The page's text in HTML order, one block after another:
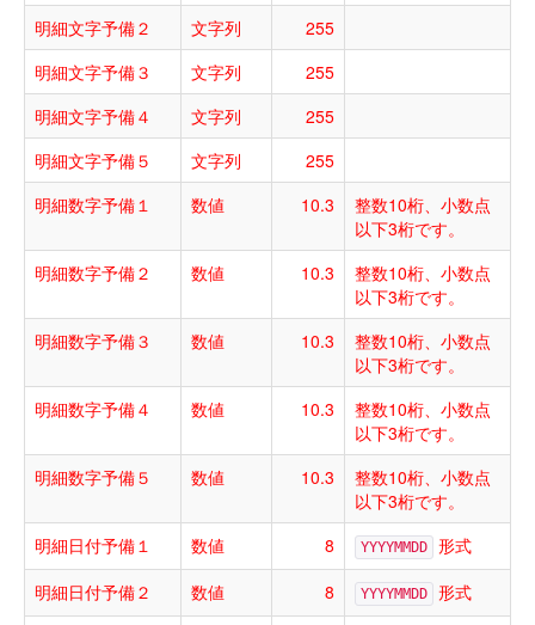
明細文字予備２
文字列
255
明細文字予備３
文字列
255
明細文字予備４
文字列
255
明細文字予備５
文字列
255
明細数字予備１
数値 10.3
整数10桁、小数点
以下3桁です。
明細数字予備２
数値 10.3
整数10桁、小数点
以下3桁です。
明細数字予備３
数値 10.3
整数10桁、小数点
以下3桁です。
明細数字予備４
数値 10.3
整数10桁、小数点
以下3桁です。
明細数字予備５
数値 10.3
整数10桁、小数点
以下3桁です。
明細日付予備１
数値 8 YYYYMMDD
形式
明細日付予備２
数値 8 YYYYMMDD
形式